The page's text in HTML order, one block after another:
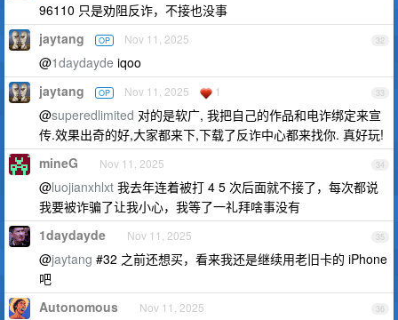
96110 只是劝阻反诈，不接也没事
32
jaytang OP Nov 11, 2025
@1daydayde iqoo
33
jaytang OP Nov 11, 2025 1
@superedlimited 对的是软广, 我把自己的作品和电诈绑定来宣
传.效果出奇的好,大家都来下,下载了反诈中心都来找你. 真好玩!
34
mineG Nov 11, 2025
@luojianxhlxt 我去年连着被打 4 5 次后面就不接了，每次都说
我要被诈骗了让我小心，我等了一礼拜啥事没有
35
1daydayde Nov 11, 2025
@jaytang #32 之前还想买，看来我还是继续用老旧卡的 iPhone
吧
36
Autonomous Nov 11, 2025